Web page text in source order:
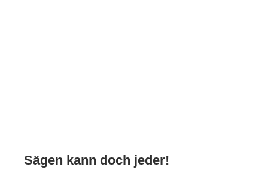
Sägen kann doch jeder!